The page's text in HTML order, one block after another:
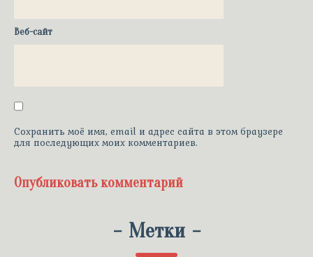
Веб-сайт
Сохранить моё имя, email и адрес сайта в этом браузере
для последующих моих комментариев.
- Метки -